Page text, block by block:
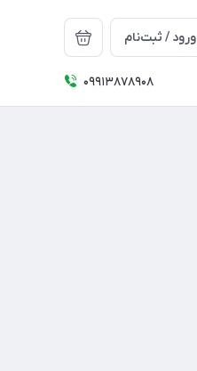
ورود / ثبت‌نام
09913878908